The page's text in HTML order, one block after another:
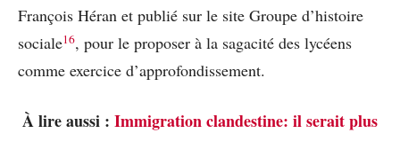
François Héran et publié sur le site Groupe d’histoire
sociale16, pour le proposer à la sagacité des lycéens
comme exercice d’approfondissement.
À lire aussi : Immigration clandestine: il serait plus